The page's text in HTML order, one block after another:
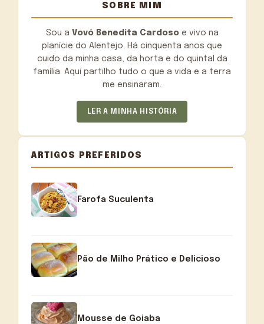
SOBRE MIM
Sou a Vovó Benedita Cardosoe vivo na
planície do Alentejo. Há cinquenta anos que
cuido da minha casa, da horta e do quintal da
família. Aqui partilho tudo o que a vida e a terra
me ensinaram.
LER A MINHA HISTÓRIA
ARTIGOS PREFERIDOS
Farofa Suculenta
Pão de Milho Prático e Delicioso
Mousse de Goiaba